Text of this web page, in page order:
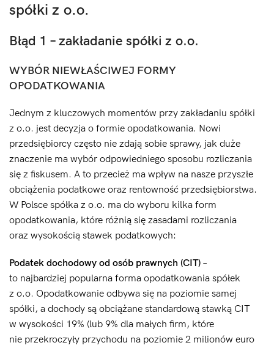
spółki z o.o.
Błąd 1 – zakładanie spółki z o.o.
WYBÓR NIEWŁAŚCIWEJ FORMY
OPODATKOWANIA
Jednym z kluczowych momentów przy zakładaniu spółki
z o.o. jest decyzja o formie opodatkowania. Nowi
przedsiębiorcy często nie zdają sobie sprawy, jak duże
znaczenie ma wybór odpowiedniego sposobu rozliczania
się z fiskusem. A to przecież ma wpływ na nasze przyszłe
obciążenia podatkowe oraz rentowność przedsiębiorstwa.
W Polsce spółka z o.o. ma do wyboru kilka form
opodatkowania, które różnią się zasadami rozliczania
oraz wysokością stawek podatkowych:
Podatek dochodowy od osób prawnych (CIT) –
to najbardziej popularna forma opodatkowania spółek
z o.o. Opodatkowanie odbywa się na poziomie samej
spółki, a dochody są obciążane standardową stawką CIT
w wysokości 19% (lub 9% dla małych firm, które
nie przekroczyły przychodu na poziomie 2 milionów euro